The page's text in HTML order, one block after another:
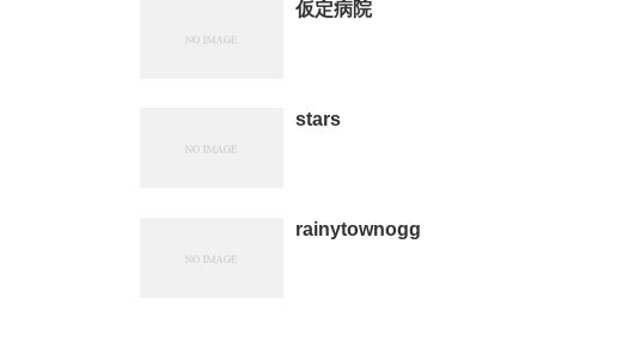
仮定病院
stars
rainytownogg